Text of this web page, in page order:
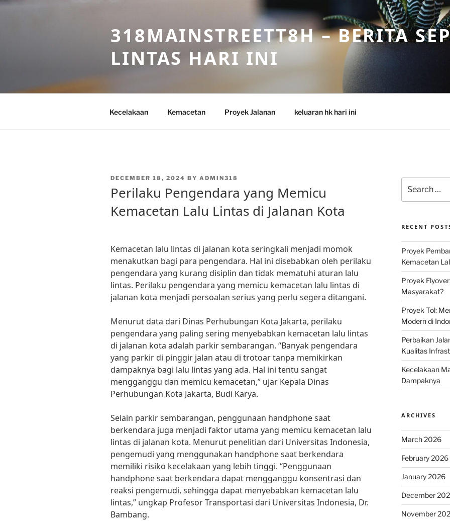
Skip
318MAINSTREETT8H – BERITA
LINTAS HARI INI
Kecelakaan Kemacetan Proyek Jalanan keluaran hk hari ini
POSTED
DECEMBER 18, 2024 BY ADMIN318
Perilaku Pengendara yang Memicu
Kemacetan Lalu Lintas di Jalanan Kota
Kemacetan lalu lintas di jalanan kota seringkali menjadi momok
menakutkan bagi para pengendara. Hal ini disebabkan oleh perilaku
pengendara yang kurang disiplin dan tidak mematuhi aturan lalu
lintas. Perilaku pengendara yang memicu kemacetan lalu lintas di
jalanan kota menjadi persoalan serius yang perlu segera ditangani.
Menurut data dari Dinas Perhubungan Kota Jakarta, perilaku
pengendara yang paling sering menyebabkan kemacetan lalu lintas
di jalanan kota adalah parkir sembarangan. “Banyak pengendara
yang parkir di pinggir jalan atau di trotoar tanpa memikirkan
dampaknya bagi lalu lintas yang ada. Hal ini tentu sangat
mengganggu dan memicu kemacetan,” ujar Kepala Dinas
Perhubungan Kota Jakarta, Budi Karya.
Selain parkir sembarangan, penggunaan handphone saat
berkendara juga menjadi faktor utama yang memicu kemacetan lalu
lintas di jalanan kota. Menurut penelitian dari Universitas Indonesia,
pengemudi yang menggunakan handphone saat berkendara
memiliki risiko kecelakaan yang lebih tinggi. “Penggunaan
handphone saat berkendara dapat mengganggu konsentrasi dan
reaksi pengemudi, sehingga dapat menyebabkan kemacetan lalu
lintas,” ungkap Profesor Transportasi dari Universitas Indonesia, Dr.
Bambang.
for:
RECENT
Proyek
Kemacetan
Proyek
Masyarakat?
Proyek Tol:
Modern di
Perbaikan
Kualitas
Kecelakaan
Dampaknya
ARCHIVES
March 2026
February 2026
January 2026
December
November